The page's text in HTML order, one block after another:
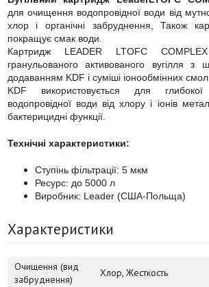
для очищення водопровідної води від
хлор і органічні забруднення, Також
покращує смак води.
Картридж LEADER LTOFC
гранульованого активованого вугілля з
додаванням KDF і суміші іонообмінних смол.
KDF використовується для глибокої
водопровідної води від хлору і іонів
бактерицидні функції.
Технічні характеристики:
Ступінь фільтрації: 5 мкм
Ресурс: до 5000 л
Виробник: Leader (США-Польща)
Характеристики
Очищення (вид
забруднення)
Хлор, Жесткость